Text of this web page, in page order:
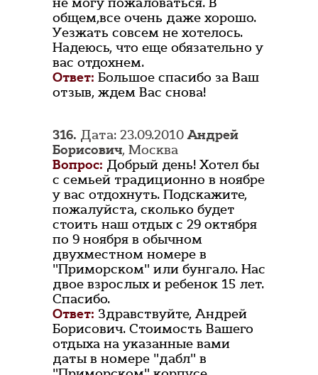
общем,все очень даже хорошо.
Уезжать совсем не хотелось.
Надеюсь, что еще обязательно у
вас отдохнем.
Ответ: Большое спасибо за Ваш
отзыв, ждем Вас снова!
316. Дата: 23.09.2010Андрей
Борисович, Москва
Вопрос: Добрый день! Хотел бы
с семьей традиционно в ноябре
у вас отдохнуть. Подскажите,
пожалуйста, сколько будет
стоить наш отдых с 29 октября
по 9 ноября в обычном
двухместном номере в
"Приморском" или бунгало. Нас
двое взрослых и ребенок 15 лет.
Спасибо.
Ответ: Здравствуйте, Андрей
Борисович. Стоимость Вашего
отдыха на указанные вами
даты в номере "дабл" в